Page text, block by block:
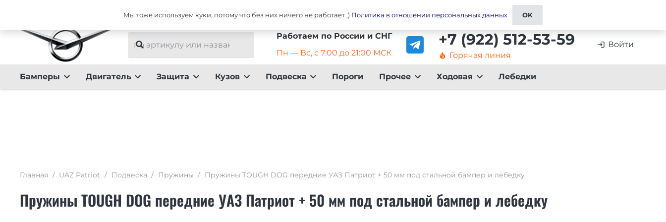
Интернет-магазин тюнинга для UAZ Patriot Главная Оплата Доставка Контакты и реквизиты
Работаем по России и СНГ
Пн — Вс, с 7:00 до 21:00 МСК
+7 (922) 512-53-59
local_fire_department Горячая линия
login Войти
Бамперы Двигатель Защита Кузов Подвеска Пороги Прочее Ходовая Лебедки
Главная / UAZ Patriot / Подвеска / Пружины / Пружины TOUGH DOG передние УАЗ Патриот + 50 мм под стальной бампер и лебедку
Пружины TOUGH DOG передние УАЗ Патриот + 50 мм под стальной бампер и лебедку
Мы тоже используем куки, потому что без них ничего не работает ;) Политика в отношении персональных данных OK